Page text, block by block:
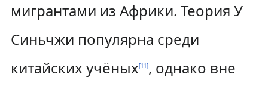
мигрантами из Африки. Теория У
Синьчжи популярна среди
китайских учёных[11], однако вне